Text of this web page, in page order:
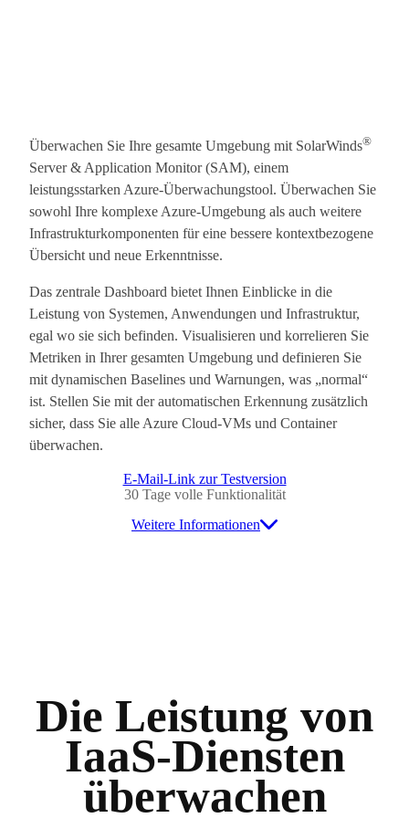
Überwachen Sie Ihre gesamte Umgebung mit SolarWinds®
Server & Application Monitor (SAM), einem
leistungsstarken Azure-Überwachungstool. Überwachen Sie
sowohl Ihre komplexe Azure-Umgebung als auch weitere
Infrastrukturkomponenten für eine bessere kontextbezogene
Übersicht und neue Erkenntnisse.
Das zentrale Dashboard bietet Ihnen Einblicke in die
Leistung von Systemen, Anwendungen und Infrastruktur,
egal wo sie sich befinden. Visualisieren und korrelieren Sie
Metriken in Ihrer gesamten Umgebung und definieren Sie
mit dynamischen Baselines und Warnungen, was „normal“
ist. Stellen Sie mit der automatischen Erkennung zusätzlich
sicher, dass Sie alle Azure Cloud-VMs und Container
überwachen.
E-Mail-Link zur Testversion
30 Tage volle Funktionalität
Weitere Informationen
Die Leistung von
IaaS-Diensten
überwachen